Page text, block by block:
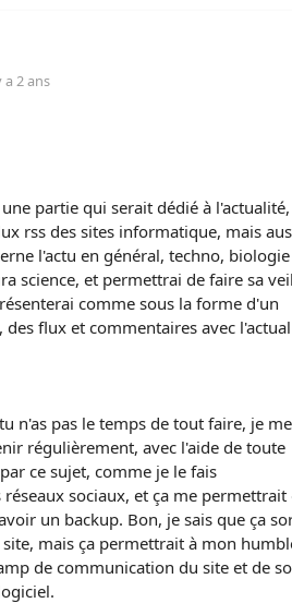
a 2 ans
partie qui serait dédié à l'actualité,
rss des sites informatique, mais
l'actu en général, techno,
science, et permettrai de faire sa
comme sous la forme d'un
des flux et commentaires avec
n'as pas le temps de tout faire, je me
régulièrement, avec l'aide de toute
ce sujet, comme je le fais
sociaux, et ça me permettrait
un backup. Bon, je sais que ça
mais ça permettrait à mon
de communication du site et de